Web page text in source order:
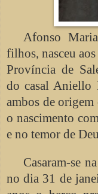
Afonso
filhos, nasceu
Província de
do casal Aniello
ambos de origem
o nascimento
e no temor de
Casaram-se
no dia 31 de